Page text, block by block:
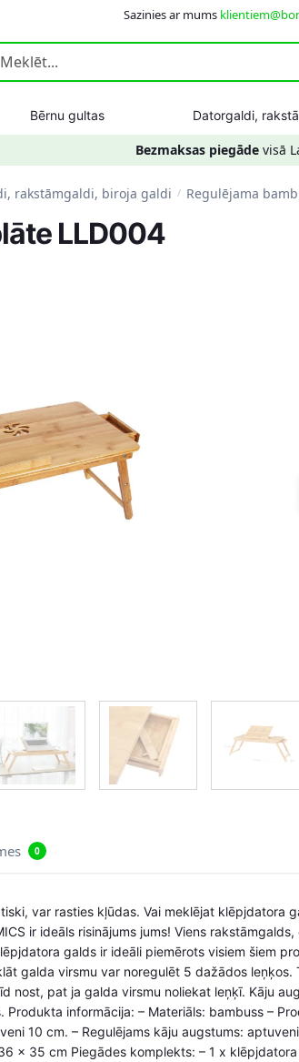
Sazinies ar mums
Bērnu gultas Datorgaldi,
Bezmaksas piegādevisā
rakstāmgaldi, biroja galdi / Regulējama
LLD004
0
var rasties kļūdas. Vai meklējat klēpjdatora
ir ideāls risinājums jums! Viens
galds ir ideāli piemērots visiem šiem
galda virsmu var noregulēt 5 dažādos leņķos.
nost, pat ja galda virsmu noliekat leņķī. Kāju
informācija: – Materiāls: bambuss –
10 cm. – Regulējams kāju augstums:
x 35 cm Piegādes komplekts: – 1 x